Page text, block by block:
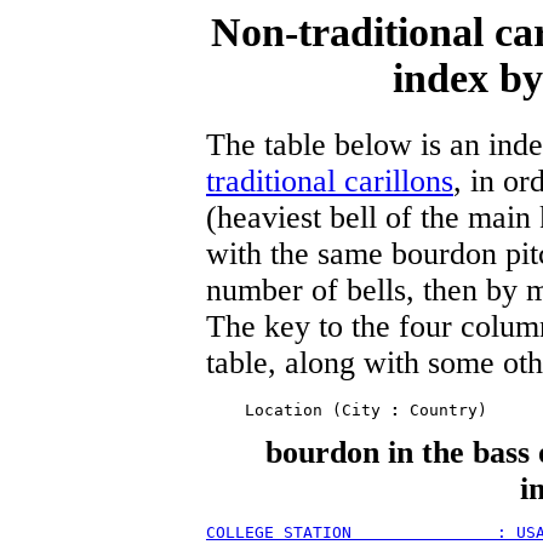
Non-traditional
index
The table below is an
traditional carillons, in
(heaviest bell of the
with the same bourdon
number of bells, then by
The key to the four
table, along with some
    Location (City
:
bourdon in the bass
COLLEGE STATION               :